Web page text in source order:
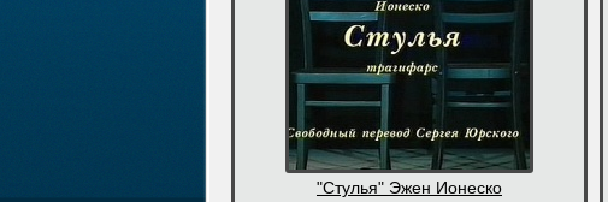
"Стулья" Эжен Ионеско